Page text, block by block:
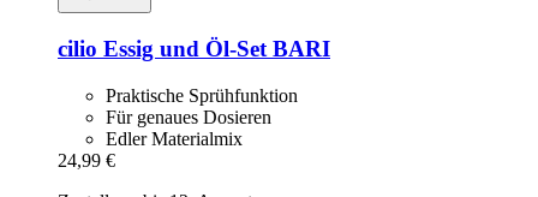
cilio Essig und Öl-​Set BARI
Praktische Sprühfunktion
Für genaues Dosieren
Edler Materialmix
24,99 €